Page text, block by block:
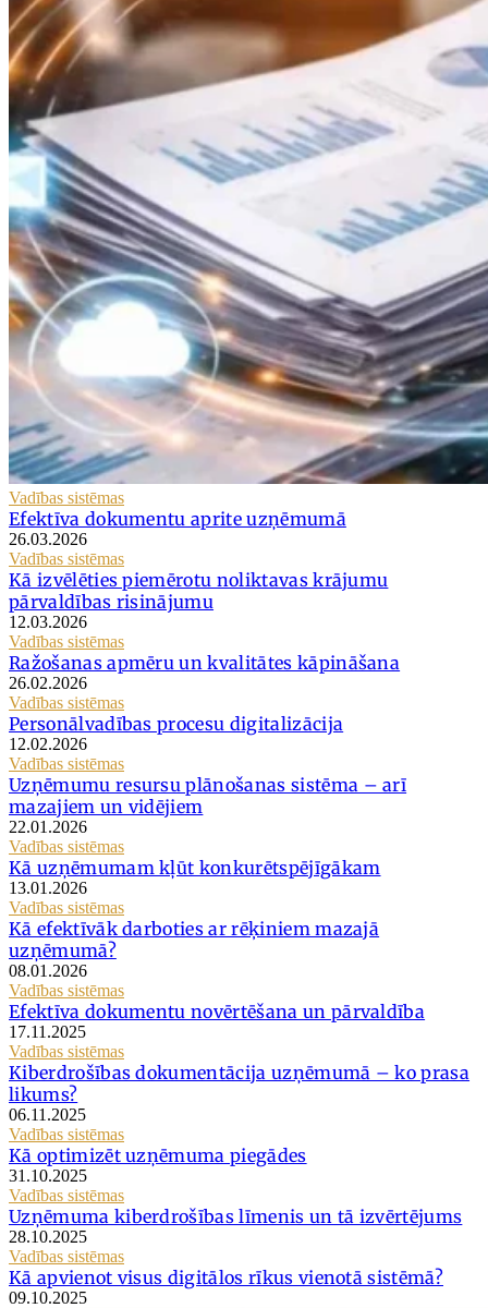
Vadības sistēmas
Efektīva dokumentu aprite uzņēmumā
26.03.2026
Vadības sistēmas
Kā izvēlēties piemērotu noliktavas krājumu
pārvaldības risinājumu
12.03.2026
Vadības sistēmas
Ražošanas apmēru un kvalitātes kāpināšana
26.02.2026
Vadības sistēmas
Personālvadības procesu digitalizācija
12.02.2026
Vadības sistēmas
Uzņēmumu resursu plānošanas sistēma – arī
mazajiem un vidējiem
22.01.2026
Vadības sistēmas
Kā uzņēmumam kļūt konkurētspējīgākam
13.01.2026
Vadības sistēmas
Kā efektīvāk darboties ar rēķiniem mazajā
uzņēmumā?
08.01.2026
Vadības sistēmas
Efektīva dokumentu novērtēšana un pārvaldība
17.11.2025
Vadības sistēmas
Kiberdrošības dokumentācija uzņēmumā – ko prasa
likums?
06.11.2025
Vadības sistēmas
Kā optimizēt uzņēmuma piegādes
31.10.2025
Vadības sistēmas
Uzņēmuma kiberdrošības līmenis un tā izvērtējums
28.10.2025
Vadības sistēmas
Kā apvienot visus digitālos rīkus vienotā sistēmā?
09.10.2025